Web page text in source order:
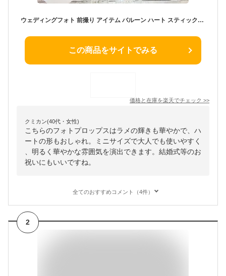
ウェディングフォト 前撮り アイテム バルーン ハート スティック【 ラメ ハート 5本 セット ミニサイズ】 ウェルカムスペース 結婚式 飾り付け 風船 ベビーシャワー 結婚祝い ナチュラル ハーフバースデー 誕生日 パーティー フォトプロップス 推し活
この商品をサイトでみる
価格と在庫を楽天でチェック >>
クミカン(40代・女性)
こちらのフォトプロップスはラメの輝きも華やかで、ハ
ートの形もおしゃれ。ミニサイズで大人でも使いやすく
、明るく華やかな雰囲気を演出できます。結婚式等のお
祝いにもいいですね。
全てのおすすめコメント（4件）
2